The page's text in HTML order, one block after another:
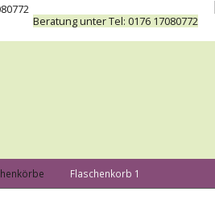
Beratung unter Tel: 0176 17080772
Flaschenkorb 1